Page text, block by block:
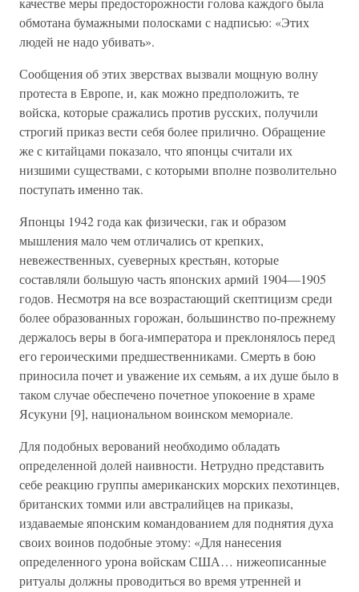
обмотана бумажными полосками с надписью: «Этих
людей не надо убивать».
Сообщения об этих зверствах вызвали мощную волну
протеста в Европе, и, как можно предположить, те
войска, которые сражались против русских, получили
строгий приказ вести себя более прилично. Обращение
же с китайцами показало, что японцы считали их
низшими существами, с которыми вполне позволительно
поступать именно так.
Японцы 1942 года как физически, гак и образом
мышления мало чем отличались от крепких,
невежественных, суеверных крестьян, которые
составляли большую часть японских армий 1904—1905
годов. Несмотря на все возрастающий скептицизм среди
более образованных горожан, большинство по-прежнему
держалось веры в бога-императора и преклонялось перед
его героическими предшественниками. Смерть в бою
приносила почет и уважение их семьям, а их душе было в
таком случае обеспечено почетное упокоение в храме
Ясукуни [9], национальном воинском мемориале.
Для подобных верований необходимо обладать
определенной долей наивности. Нетрудно представить
себе реакцию группы американских морских пехотинцев,
британских томми или австралийцев на приказы,
издаваемые японским командованием для поднятия духа
своих воинов подобные этому: «Для нанесения
определенного урона войскам США… нижеописанные
ритуалы должны проводиться во время утренней и